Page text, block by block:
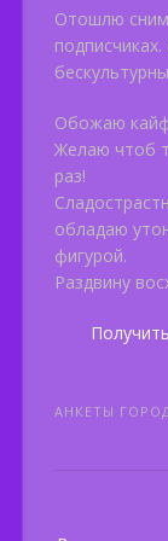
Отошлю
Обожаю
Желаю чтоб
раз!
обладаю
фигурой.
Раздвину
АНКЕТЫ